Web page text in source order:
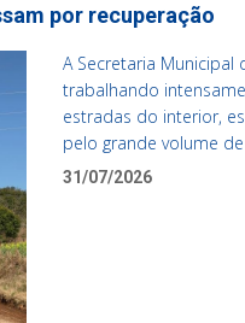
por recuperação
A Secretaria Municipal
trabalhando
estradas do interior,
pelo grande volume
31/07/2026